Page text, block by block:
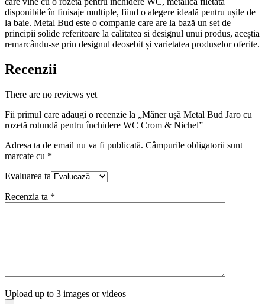
disponibile în finisaje multiple, fiind o alegere ideală pentru ușile de
la baie. Metal Bud este o companie care are la bază un set de
principii solide referitoare la calitatea si designul unui produs, aceștia
remarcându-se prin designul deosebit și varietatea produselor oferite.
Recenzii
There are no reviews yet
Fii primul care adaugi o recenzie la „Mâner ușă Metal Bud Jaro cu
rozetă rotundă pentru închidere WC Crom & Nichel”
Adresa ta de email nu va fi publicată. Câmpurile obligatorii sunt
marcate cu *
Evaluarea ta
Recenzia ta *
Upload up to 3 images or videos